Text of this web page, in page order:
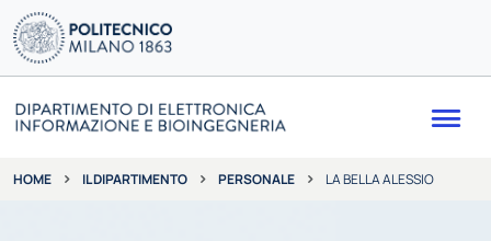
HOME IL DIPARTIMENTO PERSONALE LA BELLA ALESSIO